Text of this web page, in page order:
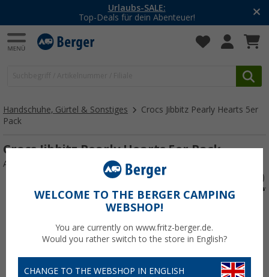
-20% auf Kleidung und Schuhe
Mit dem Aktionscode
20SSV
Handschuhe, Gürtel & Sonstiges
Crocs Jibbitz Pearly Hearts 5er
Pack
Crocs Jibbitz Pearly Hearts 5er Pack
Art.-Nr.: 655965
WELCOME TO THE BERGER CAMPING
WEBSHOP!
You are currently on www.fritz-berger.de.
Would you rather switch to the store in English?
CHANGE TO THE WEBSHOP IN ENGLISH